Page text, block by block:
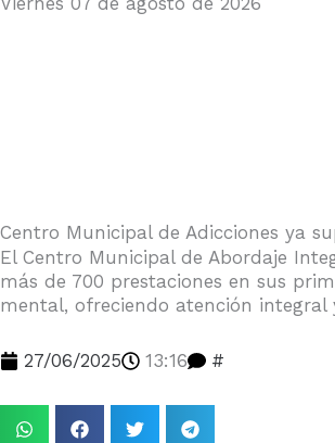
Centro Municipal de Adicciones ya
El Centro Municipal de Abordaje
más de 700 prestaciones en sus
mental, ofreciendo atención integral
27/06/2025 13:16 #